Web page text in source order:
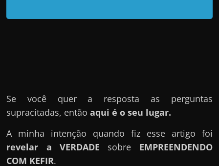
m
e
c
h
f
Se você quer a resposta as perguntas
supracitadas, então aqui é o seu lugar.
A minha intenção quando fiz esse artigo foi
revelar a VERDADE sobre EMPREENDENDO
COM KEFIR.